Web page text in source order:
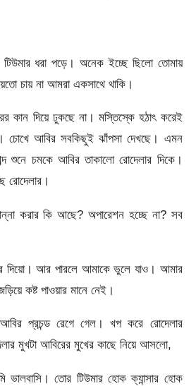
ধরা পড়ে। অনেক ইচ্ছে ছিলো তোমায়
চায় না আমরা একসাথে থাকি।
কান দিয়ে ঢুকছে না। মস্তিস্কে হঠাৎ করেই
আবির সবকিছুই ঝাঁপসা দেখছে। এমন
শুনে চমকে আবির তাকালো রোদেলার দিকে।
রোদেলার।
করার কি আছে? অপারেশন হচ্ছে না? সব
দিয়ো। আর পারলে আমাকে ভুলে যাও। আমার
কষ্ট পাওয়ার মানে নেই।
প্রচন্ড রেগে গেল। খপ করে রোদেলার
মুখটা আবিরের মুখের কাছে নিয়ে আসলো,
তোর টিউমার হোক ক্যান্সার হোক